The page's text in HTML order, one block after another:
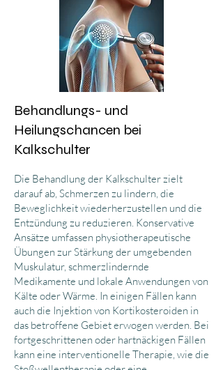
Behandlungs- und
Heilungschancen bei
Kalkschulter
Die Behandlung der Kalkschulter zielt
darauf ab, Schmerzen zu lindern, die
Beweglichkeit wiederherzustellen und die
Entzündung zu reduzieren. Konservative
Ansätze umfassen physiotherapeutische
Übungen zur Stärkung der umgebenden
Muskulatur, schmerzlindernde
Medikamente und lokale Anwendungen von
Kälte oder Wärme. In einigen Fällen kann
auch die Injektion von Kortikosteroiden in
das betroffene Gebiet erwogen werden. Bei
fortgeschrittenen oder hartnäckigen Fällen
kann eine interventionelle Therapie, wie die